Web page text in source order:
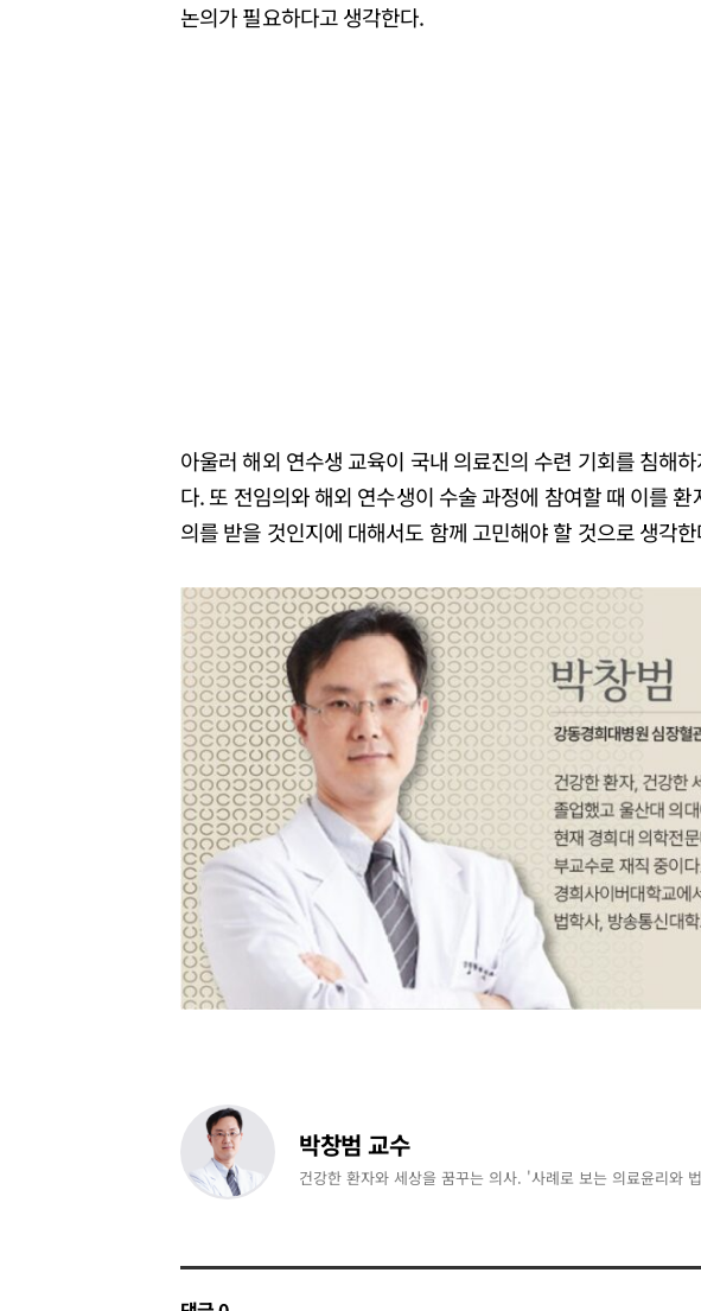
논의가 필요하다고 생각한다.
아울러 해외 연수생 교육이 국내 의료진의 수련 기회를 침해
다. 또 전임의와 해외 연수생이 수술 과정에 참여할 때 이를
의를 받을 것인지에 대해서도 함께 고민해야 할 것으로 생각
박창범 교수
건강한 환자와 세상을 꿈꾸는 의사. '사례로 보는 의료윤리와